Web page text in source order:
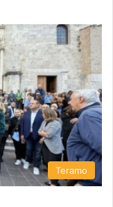
Teramo